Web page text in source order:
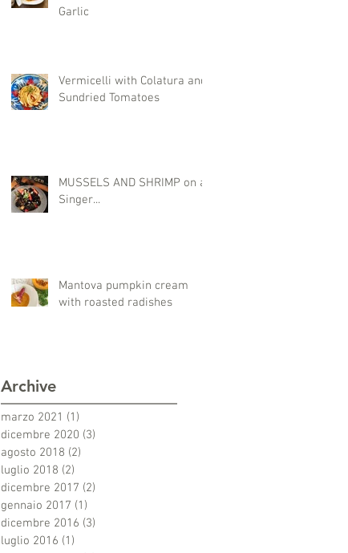
Garlic
Vermicelli with Colatura and
Sundried Tomatoes
MUSSELS AND SHRIMP on a
Singer...
Mantova pumpkin cream
with roasted radishes
Archive
marzo 2021 (1)
dicembre 2020 (3)
agosto 2018 (2)
luglio 2018 (2)
dicembre 2017 (2)
gennaio 2017 (1)
dicembre 2016 (3)
luglio 2016 (1)